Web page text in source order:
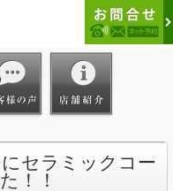
セラミックコー
！！